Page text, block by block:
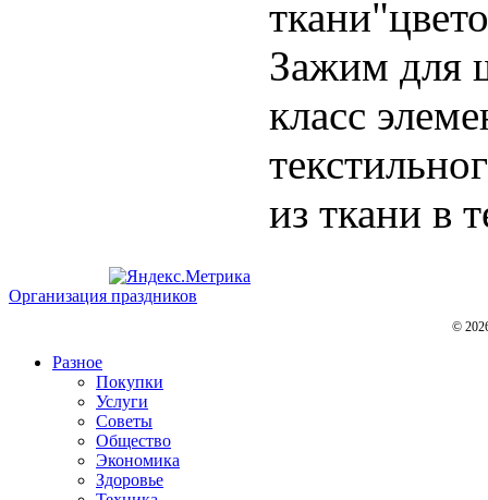
Зажим для
класс
из ткани в
Организация праздников
©
Разное
Покупки
Услуги
Советы
Общество
Экономика
Здоровье